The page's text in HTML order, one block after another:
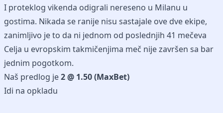
I proteklog vikenda odigrali nereseno u Milanu u
gostima. Nikada se ranije nisu sastajale ove dve ekipe,
zanimljivo je to da ni jednom od poslednjih 41 mečeva
Celja u evropskim takmičenjima meč nije završen sa bar
jednim pogotkom.
Naš predlog je2 @ 1.50 (MaxBet)
Idi na opkladu